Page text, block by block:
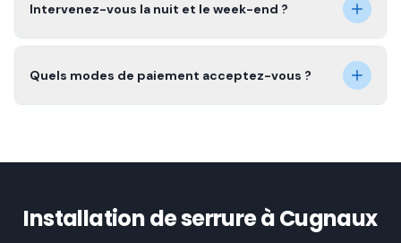
Intervenez-vous la nuit et le week-end ?
Quels modes de paiement acceptez-vous ?
Installation de serrure à Cugnaux